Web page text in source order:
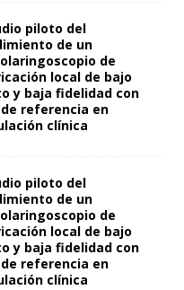
piloto del
de un
de
local de bajo
y baja fidelidad con
referencia en
clínica
piloto del
de un
de
local de bajo
y baja fidelidad con
referencia en
clínica